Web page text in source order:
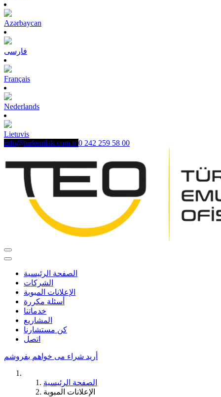
Azərbaycan
فارسی
Français
Nederlands
Lietuvis
info@turkemlak.com.tr 0 242 259 58 00
الصفحة الرئيسية
الشركات
الإعلانات المبوبة
أسئلة مكررة
خدماتنا
المشاريع
كن مستشارنا
اتصل
أريد شراء می خواهم بفروشم
الصفحة الرئيسية
الإعلانات المبوبة